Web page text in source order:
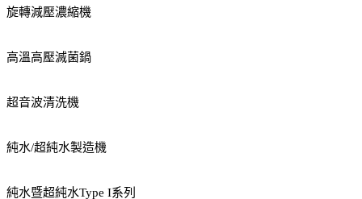
旋轉減壓濃縮機
高溫高壓滅菌鍋
超音波清洗機
純水/超純水製造機
純水暨超純水Type I系列